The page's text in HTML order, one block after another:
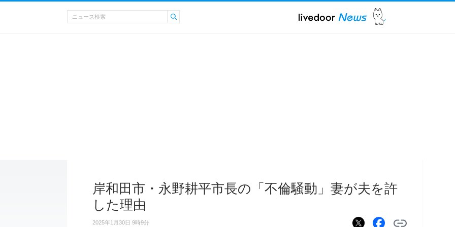
岸和田市・永野耕平市長の「不倫騒動」妻が夫を許
した理由
2025年1月30日 9時9分